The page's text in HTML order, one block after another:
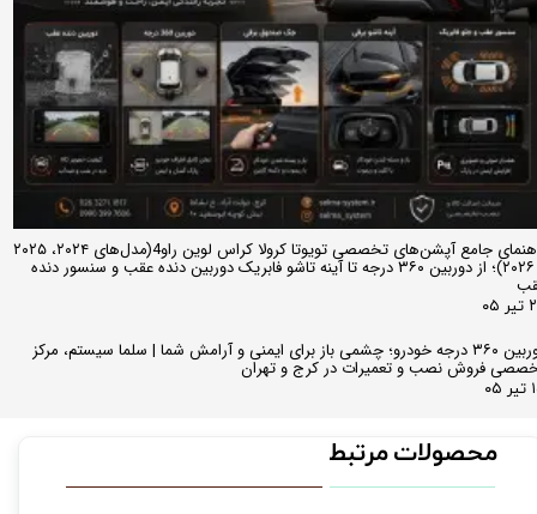
راهنمای جامع آپشن‌های تخصصی تویوتا کرولا کراس لوین راو4(مدل‌های ۲۰۲۴، ۲۰۲۵
و ۲۰۲۶)؛ از دوربین ۳۶۰ درجه تا آینه تاشو فابریک دوربین دنده عقب و سنسور دنده
دوربین ۳۶۰ درجه خودرو؛ چشمی باز برای ایمنی و آرامش شما | سلما سیستم، مرکز
فروش نصب و تعمیرات در کرج و تهران
محصولات مرتبط